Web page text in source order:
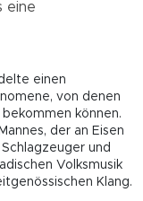
eine
einen
von denen
können.
der an Eisen
und
Volksmusik
Klang.